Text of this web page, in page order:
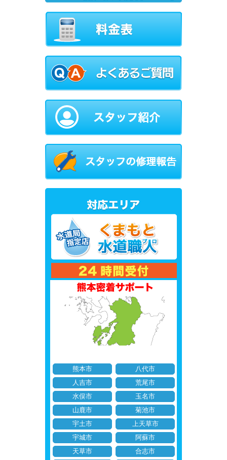
熊本市
八代市
人吉市
荒尾市
水俣市
玉名市
山鹿市
菊池市
宇土市
上天草市
宇城市
阿蘇市
天草市
合志市